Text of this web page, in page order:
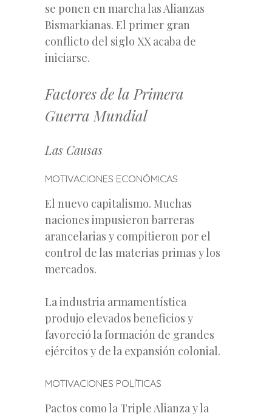
se ponen en marcha las Alianzas
Bismarkianas. El primer gran
conflicto del siglo XX acaba de
iniciarse.
Factores de la Primera
Guerra Mundial
Las Causas
MOTIVACIONES ECONÓMICAS
El nuevo capitalismo. Muchas
naciones impusieron barreras
arancelarias y compitieron por el
control de las materias primas y los
mercados.
La industria armamentística
produjo elevados beneficios y
favoreció la formación de grandes
ejércitos y de la expansión colonial.
MOTIVACIONES POLÍTICAS
Pactos como la Triple Alianza y la